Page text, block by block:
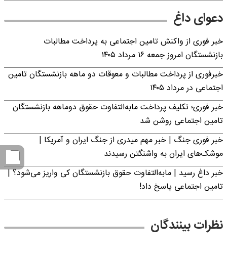
دعوای داغ
خبر فوری از واکنش تامین اجتماعی به پرداخت مطالبات
بازنشستگان امروز جمعه ۱۶ مرداد ۱۴۰۵
خبرفوری از پرداخت مطالبات و معوقات دو ماهه بازنشستگان تامین
اجتماعی در مرداد ۱۴۰۵
خبر فوری؛ تکلیف پرداخت مابه‌التفاوت حقوق دوماهه بازنشستگان
تامین اجتماعی روشن شد
خبر فوری جنگ | خبر مهم میدری از جنگ ایران و آمریکا |
موشک‌های ایران به واشنگتن رسیدند
خبر داغ رسید | مابه‌التفاوت حقوق بازنشستگان کی واریز می‌شود؟ |
تامین اجتماعی پاسخ داد!
نظرات بینندگان